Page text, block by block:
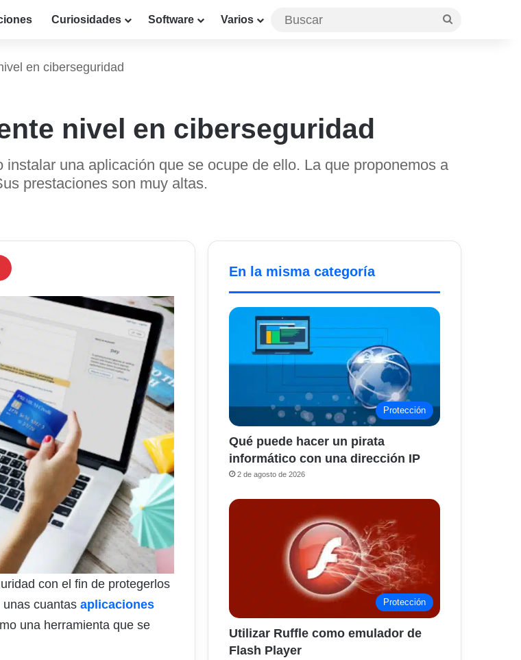
Curiosidades Software Varios
en ciberseguridad
nivel en ciberseguridad
una aplicación que se ocupe de ello. La que proponemos a
prestaciones son muy altas.
con el fin de protegerlos
cuantas aplicaciones
una herramienta que se
En la misma categoría
Protección
Qué puede hacer un pirata
informático con una dirección IP
2 de agosto de 2026
Protección
Utilizar Ruffle como emulador de
Flash Player